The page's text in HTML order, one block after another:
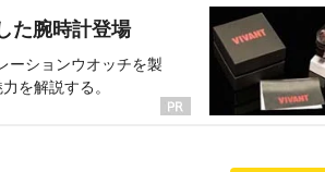
た腕時計登場
ーションウオッチを製
を解説する。